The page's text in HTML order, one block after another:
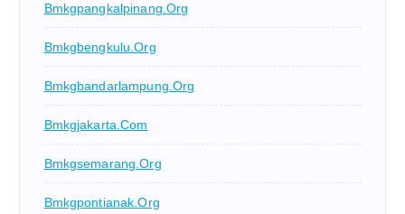
Bmkgpangkalpinang.org
Bmkgbengkulu.org
Bmkgbandarlampung.org
Bmkgjakarta.com
Bmkgsemarang.org
Bmkgpontianak.org